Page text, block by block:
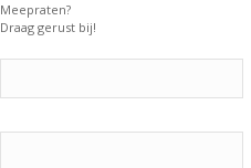
Meepraten?
Draag gerust bij!